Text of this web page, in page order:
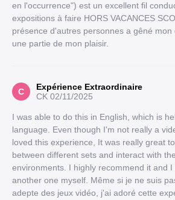
en l'occurrence") est un excellent fil
expositions à faire HORS VACANCES
présence d'autres personnes a gêné mon
une partie de mon plaisir.
C
Expérience Extraordinaire
CK 02/11/2025
I was able to do this in English, which is
language. Even though I'm not really a
loved this experience, It was really great
between different sets and interact with
environments. I highly recommend it and I
another one myself. Même si je ne suis
adepte des jeux vidéo, j'ai adoré cette